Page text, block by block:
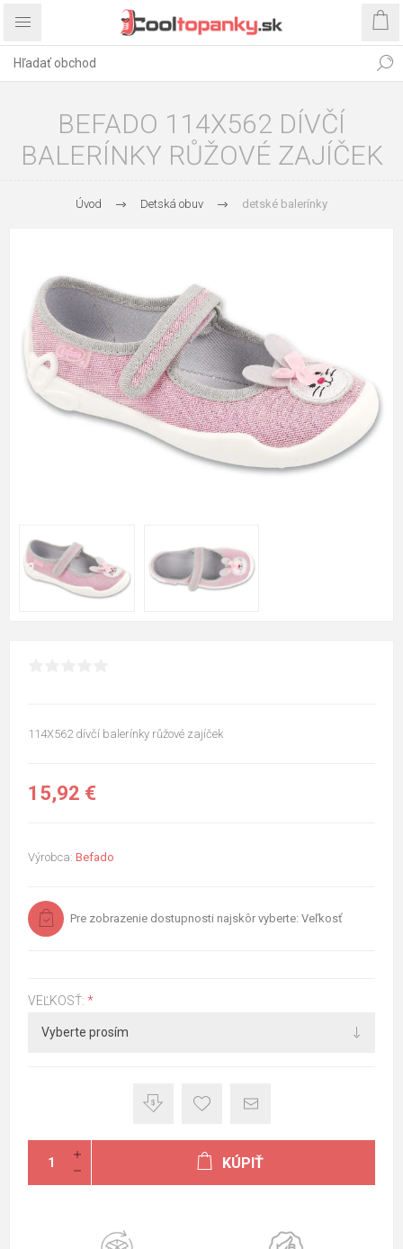
BEFADO 114X562 DÍVČÍ
BALERÍNKY RŮŽOVÉ ZAJÍČEK
Úvod Detská obuv detské balerínky
114X562 dívčí balerínky růžové zajíček
15,92 €
Výrobca: Befado
Pre zobrazenie dostupnosti najskôr vyberte: Veľkosť
VEĽKOSŤ: *
KÚPIŤ